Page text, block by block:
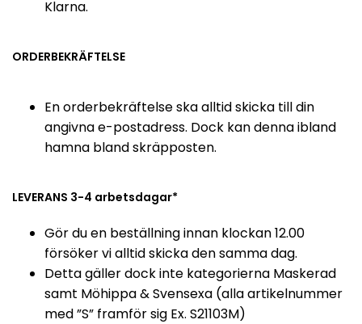
Klarna.
ORDERBEKRÄFTELSE
En orderbekräftelse ska alltid skicka till din
angivna e-postadress. Dock kan denna ibland
hamna bland skräpposten.
LEVERANS 3-4 arbetsdagar*
Gör du en beställning innan klockan 12.00
försöker vi alltid skicka den samma dag.
Detta gäller dock inte kategorierna Maskerad
samt Möhippa & Svensexa (alla artikelnummer
med ”S” framför sig Ex. S21103M)